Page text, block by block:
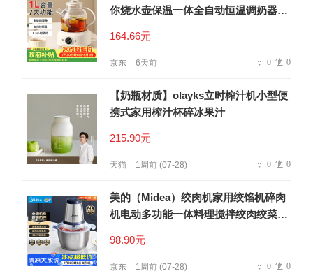
你烧水壶保温一体全自动恒温调奶器电
164.66元
京东 6天前 0 0
【奶瓶材质】olayks立时榨汁机小型便
携式家用榨汁杯碎冰果汁
215.90元
天猫 1周前 (07-28) 0 0
美的（Midea）绞肉机家用绞馅机碎肉
机电动多功能一体料理搅拌绞肉绞菜馅
2L
98.90元
京东 1周前 (07-28) 0 0